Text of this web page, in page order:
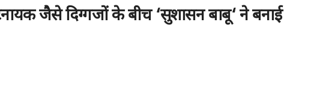
जैसे दिग्गजों के बीच‘सुशासन बाबू‘ ने बनाई